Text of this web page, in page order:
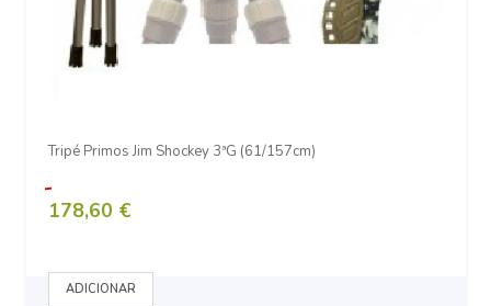
Tripé Primos Jim Shockey 3ªG (61/157cm)
178,60 €